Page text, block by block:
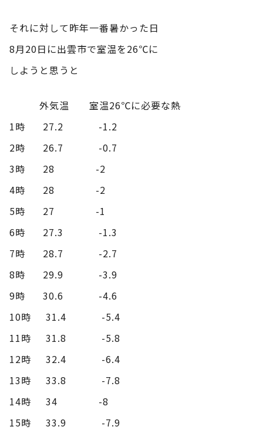
それに対して昨年一番暑かった日
8月20日に出雲市で室温を26℃に
しようと思うと
外気温 室温26℃に必要な熱
1時 27.2 -1.2
2時 26.7 -0.7
3時 28 -2
4時 28 -2
5時 27 -1
6時 27.3 -1.3
7時 28.7 -2.7
8時 29.9 -3.9
9時 30.6 -4.6
10時 31.4 -5.4
11時 31.8 -5.8
12時 32.4 -6.4
13時 33.8 -7.8
14時 34 -8
15時 33.9 -7.9